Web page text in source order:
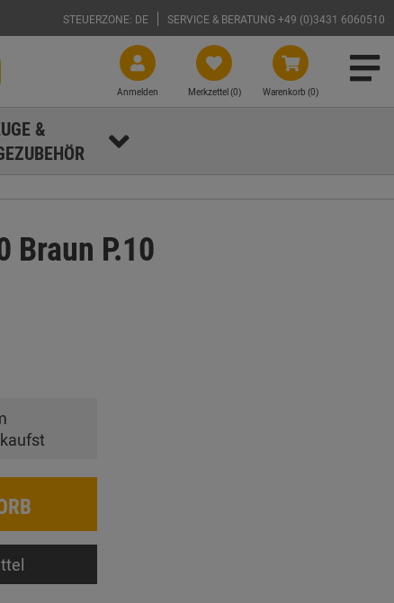
STEUERZONE: DE SERVICE & BERATUNG +49 (0)3431 6060510
Warenkorb (0)
Merkzettel (0)
Anmelden
&
Braun P.10